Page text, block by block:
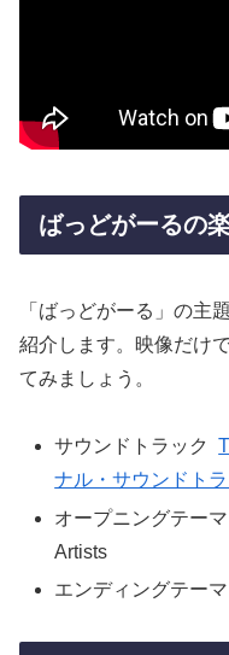
ばっどがーるの
「ばっどがーる」の主
紹介します。映像だけ
てみましょう。
サウンドトラック
ナル・サウンドト
オープニングテーマ
Artists
エンディングテーマ